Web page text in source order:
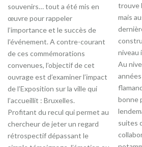
souvenirs… tout a été mis en
œuvre pour rappeler
l’importance et le succès de
l’événement. A contre-courant
de ces commémorations
convenues, l’objectif de cet
ouvrage est d’examiner l’impact
de l’Exposition sur la ville qui
l’accueillit : Bruxelles.
Profitant du recul qui permet au
chercheur de jeter un regard
rétrospectif dépassant le
trouve
mais
niveau
Au
bonne
suites